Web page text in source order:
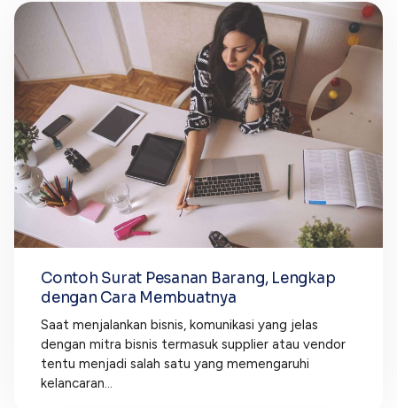
Contoh Surat Pesanan Barang, Lengkap
dengan Cara Membuatnya
Saat menjalankan bisnis, komunikasi yang jelas
dengan mitra bisnis termasuk supplier atau vendor
tentu menjadi salah satu yang memengaruhi
kelancaran...